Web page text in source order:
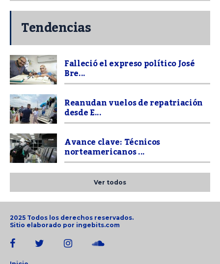
Tendencias
Falleció el expreso político José
Bre...
Reanudan vuelos de repatriación
desde E...
Avance clave: Técnicos
norteamericanos ...
Ver todos
2025 Todos los derechos reservados.
Sitio elaborado por ingebits.com